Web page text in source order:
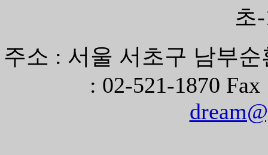
초
주소 : 서울 서초구 남부
: 02-521-1870